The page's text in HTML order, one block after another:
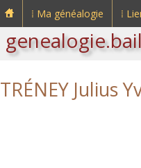
⁞ Ma généalogie ⁞
TRÉNEY Julius